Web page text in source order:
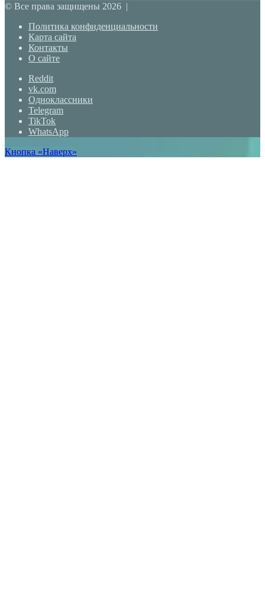
© Все права защищены 2026 |
Политика конфиденциальности
Карта сайта
Контакты
О сайте
Reddit
vk.com
Одноклассники
Telegram
TikTok
WhatsApp
Кнопка «Наверх»